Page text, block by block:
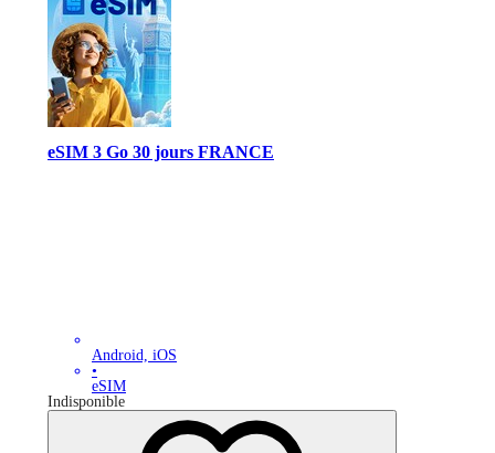
eSIM 3 Go 30 jours FRANCE
Android, iOS
•
eSIM
Indisponible